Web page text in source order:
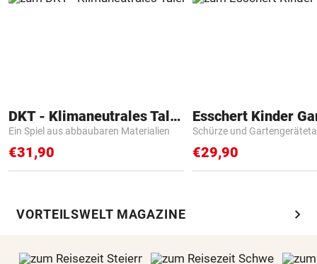
DKT - Klimaneutrales Talent
Ein Spiel aus abbaubaren Materialien
€31,90
Schürze und
€29,90
VORTEILSWELT MAGAZINE chevron_right